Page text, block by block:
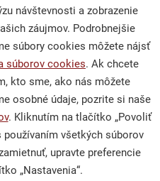
návštevnosti a zobrazenie
záujmov. Podrobnejšie
súbory cookies môžete nájsť
súborov cookies. Ak chcete
kto sme, ako nás môžete
osobné údaje, pozrite si naše
. Kliknutím na tlačítko „Povoliť
všetkých súborov
upravte preferencie
„Nastavenia“.